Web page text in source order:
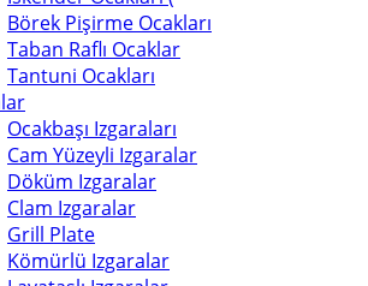
Börek Pişirme Ocakları
Taban Raflı Ocaklar
Tantuni Ocakları
Ocakbaşı Izgaraları
Cam Yüzeyli Izgaralar
Döküm Izgaralar
Clam Izgaralar
Grill Plate
Kömürlü Izgaralar